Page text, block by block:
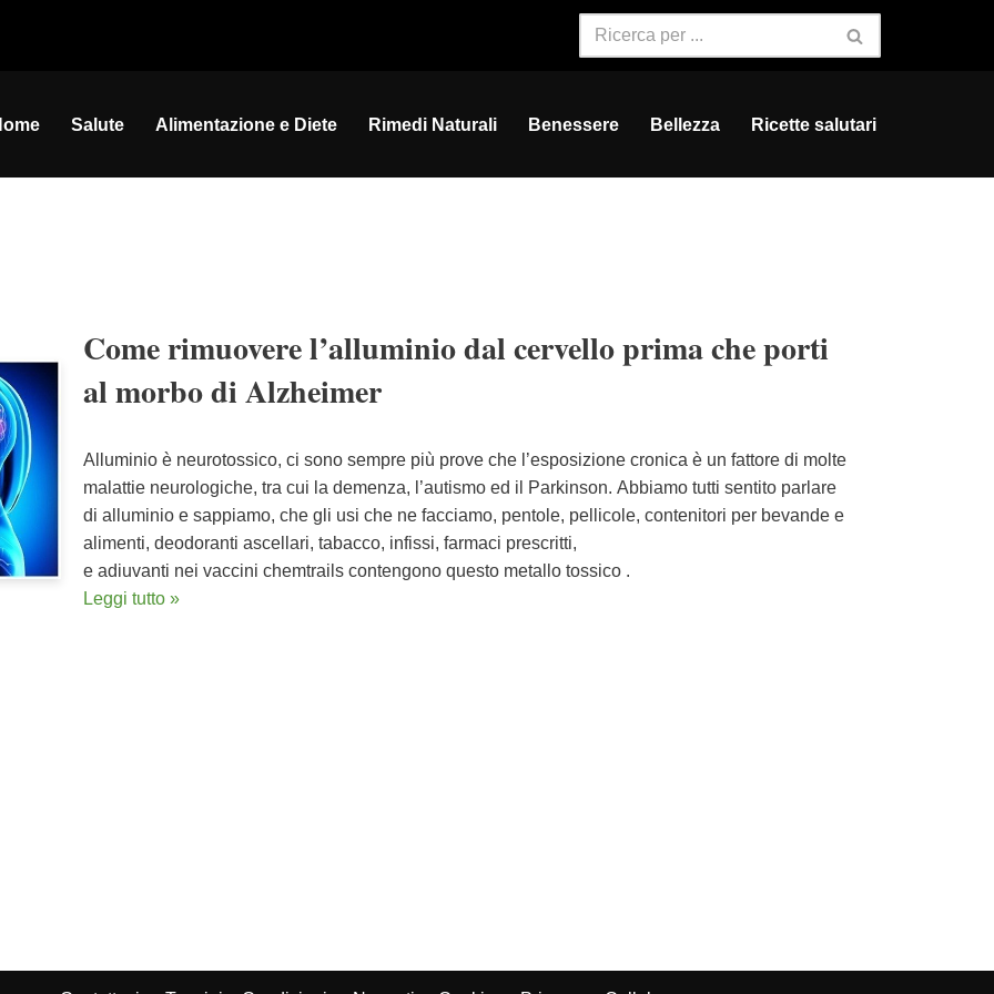
Salute Alimentazione e Diete Rimedi Naturali Benessere Bellezza Ricette salutari
Come rimuovere l’alluminio dal cervello prima che porti
al morbo di Alzheimer
Alluminio è neurotossico, ci sono sempre più prove che l’esposizione cronica è un fattore di molte
malattie neurologiche, tra cui la demenza, l’autismo ed il Parkinson. Abbiamo tutti sentito parlare
di alluminio e sappiamo, che gli usi che ne facciamo, pentole, pellicole, contenitori per bevande e
alimenti, deodoranti ascellari, tabacco, infissi, farmaci prescritti,
e adiuvanti nei vaccini chemtrails contengono questo metallo tossico .
Leggi tutto »